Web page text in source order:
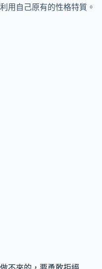
利用自己原有的性格特質。